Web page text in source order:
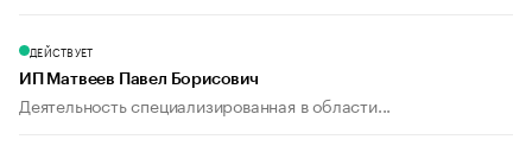
ДЕЙСТВУЕТ
ИП Матвеев Павел Борисович
Деятельность специализированная в области...